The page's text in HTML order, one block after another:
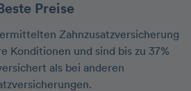
Beste Preise
Zahnzusatzversicherung
Konditionen und sind bis zu 37%
als bei anderen